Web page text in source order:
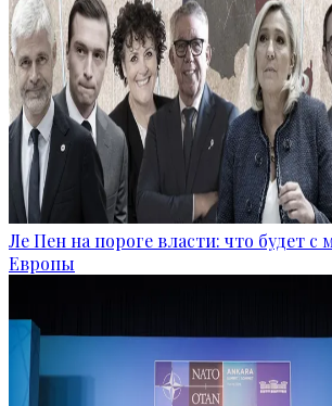
Ле Пен на пороге власти: что будет с
Европы